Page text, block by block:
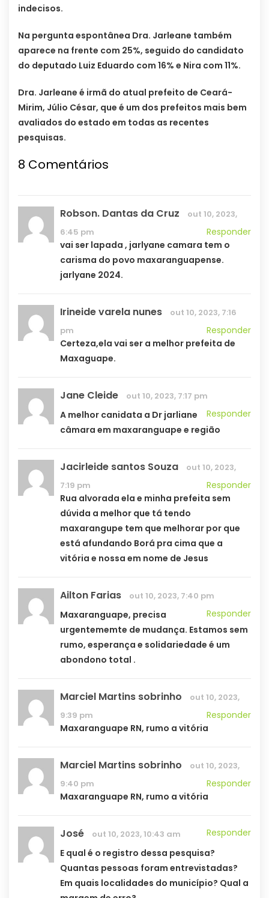
indecisos.
Na pergunta espontânea Dra. Jarleane também
aparece na frente com 25%, seguido do candidato
do deputado Luiz Eduardo com 16% e Nira com 11%.
Dra. Jarleane é irmã do atual prefeito de Ceará-
Mirim, Júlio César, que é um dos prefeitos mais bem
avaliados do estado em todas as recentes
pesquisas.
8 Comentários
Robson. Dantas da Cruz
out 10, 2023,
6:45 pm
Responder
vai ser lapada , jarlyane camara tem o
carisma do povo maxaranguapense.
jarlyane 2024.
Irineide varela nunes
out 10, 2023, 7:16
pm
Responder
Certeza,ela vai ser a melhor prefeita de
Maxaguape.
Jane Cleide out 10, 2023, 7:17 pm
Responder
A melhor canidata a Dr jarliane
câmara em maxaranguape e região
Jacirleide santos Souza
out 10, 2023,
7:19 pm
Responder
Rua alvorada ela e minha prefeita sem
dúvida a melhor que tá tendo
maxarangupe tem que melhorar por que
está afundando Borá pra cima que a
vitória e nossa em nome de Jesus
Ailton Farias out 10, 2023, 7:40 pm
Responder
Maxaranguape, precisa
urgentememte de mudança. Estamos sem
rumo, esperança e solidariedade é um
abondono total .
Marciel Martins sobrinho
out 10, 2023,
9:39 pm
Responder
Maxaranguape RN, rumo a vitória
Marciel Martins sobrinho
out 10, 2023,
9:40 pm
Responder
Maxaranguape RN, rumo a vitória
José out 10, 2023, 10:43 am
Responder
E qual é o registro dessa pesquisa?
Quantas pessoas foram entrevistadas?
Em quais localidades do município? Qual a